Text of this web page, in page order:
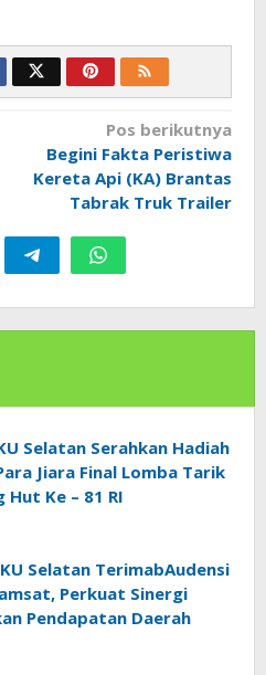
Pos berikutnya
Begini Fakta Peristiwa
Kereta Api (KA) Brantas
Tabrak Truk Trailer
Selatan Serahkan Hadiah
Jiara Final Lomba Tarik
Hut Ke – 81 RI
Selatan TerimabAudensi
Perkuat Sinergi
Pendapatan Daerah